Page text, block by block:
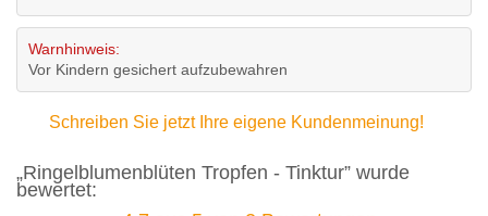
Warnhinweis:
Vor Kindern gesichert aufzubewahren
Schreiben Sie jetzt Ihre eigene Kundenmeinung!
„Ringelblumenblüten Tropfen - Tinktur” wurde
bewertet: